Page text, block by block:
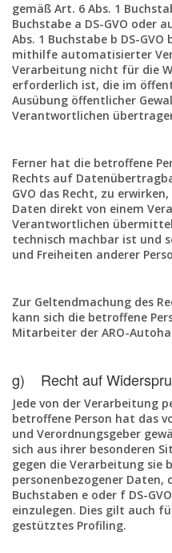
gemäß Art. 6 Abs. 1
Buchstabe a DS-GVO oder
Abs. 1 Buchstabe b DS-
mithilfe automatisierter
Verarbeitung nicht für die
erforderlich ist, die im
Ausübung öffentlicher
Verantwortlichen
Ferner hat die betroffene
Rechts auf
GVO das Recht, zu
Daten direkt von einem
Verantwortlichen
technisch machbar ist und
und Freiheiten anderer
Zur Geltendmachung des
kann sich die betroffene
Mitarbeiter der ARO-
g) Recht auf
Jede von der Verarbeitung
betroffene Person hat das
und Verordnungsgeber
sich aus ihrer besonderen
gegen die Verarbeitung sie
personenbezogener Daten,
Buchstaben e oder f DS-
einzulegen. Dies gilt auch
gestütztes Profiling.